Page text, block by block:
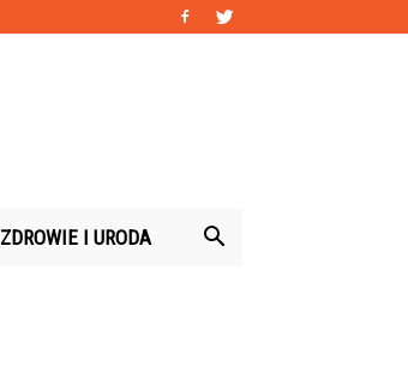
ZDROWIE I URODA